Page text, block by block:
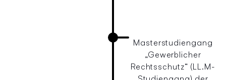
Masterstudiengang
„Gewerblicher
Rechtsschutz“ (LL.M-